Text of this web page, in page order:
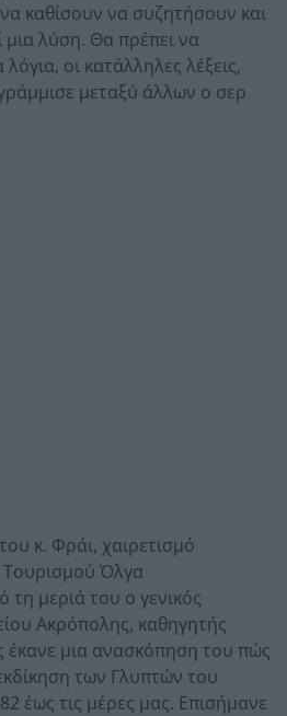
καθίσουν να συζητήσουν και
λύση. Θα πρέπει να
οι κατάλληλες λέξεις,
μεταξύ άλλων ο σερ
κ. Φράι, χαιρετισμό
Όλγα
μεριά του ο γενικός
Ακρόπολης, καθηγητής
έκανε μια ανασκόπηση του πώς
των Γλυπτών του
έως τις μέρες μας. Επισήμανε